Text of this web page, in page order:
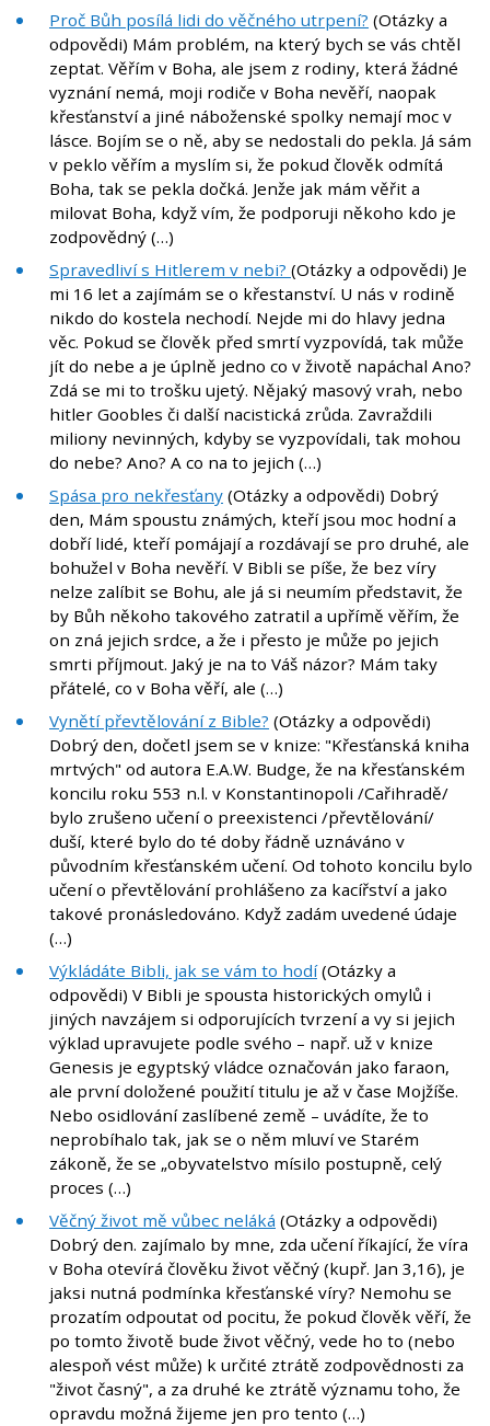
Proč Bůh posílá lidi do věčného utrpení? (Otázky a
odpovědi) Mám problém, na který bych se vás chtěl
zeptat. Věřím v Boha, ale jsem z rodiny, která žádné
vyznání nemá, moji rodiče v Boha nevěří, naopak
křesťanství a jiné náboženské spolky nemají moc v
lásce. Bojím se o ně, aby se nedostali do pekla. Já sám
v peklo věřím a myslím si, že pokud člověk odmítá
Boha, tak se pekla dočká. Jenže jak mám věřit a
milovat Boha, když vím, že podporuji někoho kdo je
zodpovědný (…)
Spravedliví s Hitlerem v nebi? (Otázky a odpovědi) Je
mi 16 let a zajímám se o křestanství. U nás v rodině
nikdo do kostela nechodí. Nejde mi do hlavy jedna
věc. Pokud se člověk před smrtí vyzpovídá, tak může
jít do nebe a je úplně jedno co v životě napáchal Ano?
Zdá se mi to trošku ujetý. Nějaký masový vrah, nebo
hitler Goobles či další nacistická zrůda. Zavraždili
miliony nevinných, kdyby se vyzpovídali, tak mohou
do nebe? Ano? A co na to jejich (…)
Spása pro nekřesťany (Otázky a odpovědi) Dobrý
den, Mám spoustu známých, kteří jsou moc hodní a
dobří lidé, kteří pomájají a rozdávají se pro druhé, ale
bohužel v Boha nevěří. V Bibli se píše, že bez víry
nelze zalíbit se Bohu, ale já si neumím představit, že
by Bůh někoho takového zatratil a upřímě věřím, že
on zná jejich srdce, a že i přesto je může po jejich
smrti příjmout. Jaký je na to Váš názor? Mám taky
přátelé, co v Boha věří, ale (…)
Vynětí převtělování z Bible? (Otázky a odpovědi)
Dobrý den, dočetl jsem se v knize: "Křesťanská kniha
mrtvých" od autora E.A.W. Budge, že na křesťanském
koncilu roku 553 n.l. v Konstantinopoli /Cařihradě/
bylo zrušeno učení o preexistenci /převtělování/
duší, které bylo do té doby řádně uznáváno v
původním křesťanském učení. Od tohoto koncilu bylo
učení o převtělování prohlášeno za kacířství a jako
takové pronásledováno. Když zadám uvedené údaje
(…)
Výkládáte Bibli, jak se vám to hodí(Otázky a
odpovědi) V Bibli je spousta historických omylů i
jiných navzájem si odporujících tvrzení a vy si jejich
výklad upravujete podle svého – např. už v knize
Genesis je egyptský vládce označován jako faraon,
ale první doložené použití titulu je až v čase Mojžíše.
Nebo osidlování zaslíbené země – uvádíte, že to
neprobíhalo tak, jak se o něm mluví ve Starém
zákoně, že se „obyvatelstvo mísilo postupně, celý
proces (…)
Věčný život mě vůbec neláká (Otázky a odpovědi)
Dobrý den. zajímalo by mne, zda učení říkající, že víra
v Boha otevírá člověku život věčný (kupř. Jan 3,16), je
jaksi nutná podmínka křesťanské víry? Nemohu se
prozatím odpoutat od pocitu, že pokud člověk věří, že
po tomto životě bude život věčný, vede ho to (nebo
alespoň vést může) k určité ztrátě zodpovědnosti za
"život časný", a za druhé ke ztrátě významu toho, že
opravdu možná žijeme jen pro tento (…)